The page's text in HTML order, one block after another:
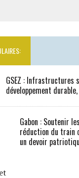
GSEZ :
développement
Gabon : Soutenir
réduction du train
un devoir